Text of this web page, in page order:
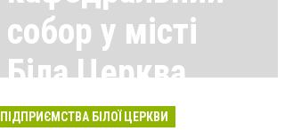
собор у місті
Біла Церква
Всі матеріали тут
ПІДПРИЄМСТВА БІЛОЇ ЦЕРКВИ